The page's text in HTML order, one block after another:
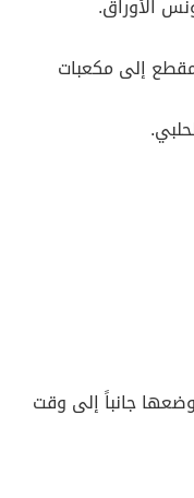
الأوراق.
إلى مكعبات
جانباً إلى وقت